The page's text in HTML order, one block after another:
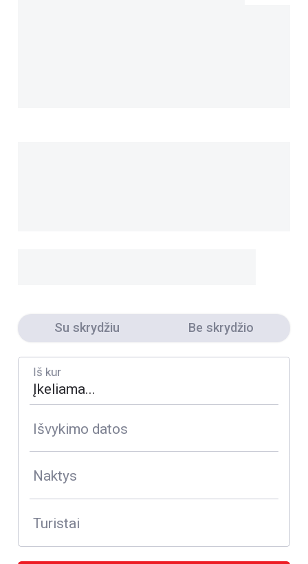
Su skrydžiu Be skrydžio
Iš kur
Išvykimo datos
Naktys
Turistai